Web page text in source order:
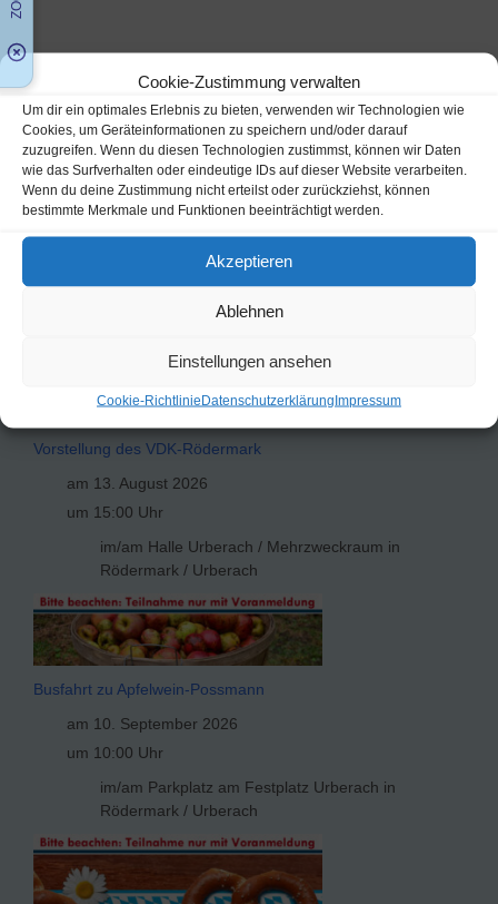
Cookie-Zustimmung verwalten
Um dir ein optimales Erlebnis zu bieten, verwenden wir Technologien wie
Cookies, um Geräteinformationen zu speichern und/oder darauf
zuzugreifen. Wenn du diesen Technologien zustimmst, können wir Daten
wie das Surfverhalten oder eindeutige IDs auf dieser Website verarbeiten.
Wenn du deine Zustimmung nicht erteilst oder zurückziehst, können
bestimmte Merkmale und Funktionen beeinträchtigt werden.
Akzeptieren
Ablehnen
Einstellungen ansehen
Cookie-RichtlinieDatenschutzerklärungImpressum
Seniorenmesse 2024
Radtour nach
Weiskirchen
Vorstellung des VDK-Rödermark
am 13. August 2026
um 15:00 Uhr
im/am Halle Urberach / Mehrzweckraum in
Rödermark / Urberach
Busfahrt zu Apfelwein-Possmann
am 10. September 2026
um 10:00 Uhr
im/am Parkplatz am Festplatz Urberach in
Rödermark / Urberach